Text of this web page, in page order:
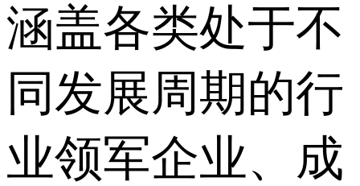
涵盖各类处于不
同发展周期的行
业领军企业、成